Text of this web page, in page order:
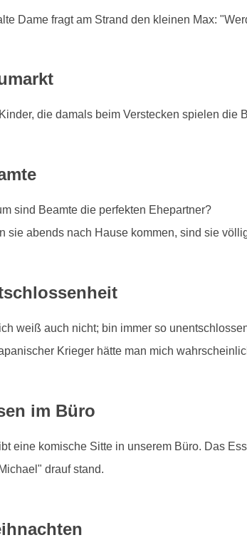
Dame fragt am Strand den kleinen Max:
die damals beim Verstecken spielen die
sind Beamte die perfekten Ehepartner?
sie abends nach Hause kommen, sind sie
weiß auch nicht; bin immer so
Krieger hätte man mich
im Büro
eine komische Sitte in unserem Büro. Das
drauf stand.